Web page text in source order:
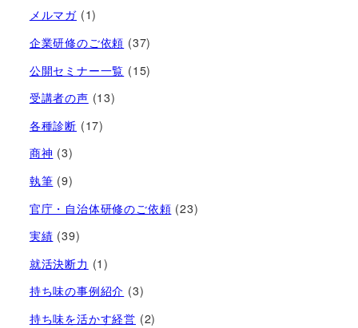
メルマガ (1)
企業研修のご依頼 (37)
公開セミナー一覧 (15)
受講者の声 (13)
各種診断 (17)
商神 (3)
執筆 (9)
官庁・自治体研修のご依頼 (23)
実績 (39)
就活決断力 (1)
持ち味の事例紹介 (3)
持ち味を活かす経営​ (2)